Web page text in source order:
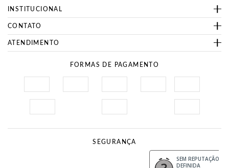
INSTITUCIONAL
CONTATO
ATENDIMENTO
FORMAS DE PAGAMENTO
SEGURANÇA
SEM REPUTAÇÃO
DEFINIDA